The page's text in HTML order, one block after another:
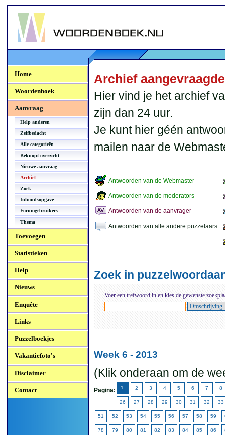
Woordenboek.NU
Home
Woordenboek
Aanvraag
Help anderen
Zelfbedacht
Alle categorieën
Beknopt overzicht
Nieuwe aanvraag
Archief
Zoek
Inhoudsopgave
Forumgebruikers
Thema
Toevoegen
Statistieken
Help
Nieuws
Enquête
Links
Puzzelboekjes
Vakantiefoto's
Disclaimer
Contact
Archief
Hier vind je het archief
zijn dan 24 uur.
Je kunt hier géén
mailen naar de
Antwoorden van de Webmaster
Antwoorden van de moderators
Antwoorden van de aanvrager
Antwoorden van alle andere puzzelaars
Zoek in
Voer een trefwoord in en kies de gewenste
Week 6 - 2013
(Klik onderaan om de
Pagina: 1 2 3 4 5 6 7 8
26 27 28 29 30 31 32 33
51 52 53 54 55 56 57 58 59
78 79 80 81 82 83 84 85 86